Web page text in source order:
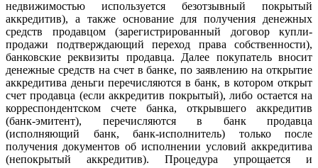
недвижимостью используется безотзывный покрытый
аккредитив), а также основание для получения денежных
средств продавцом (зарегистрированный договор купли-
продажи подтверждающий переход права собственности),
банковские реквизиты продавца. Далее покупатель вносит
денежные средств на счет в банке, по заявлению на открытие
аккредитива деньги перечисляются в банк, в котором открыт
счет продавца (если аккредитив покрытый), либо остается на
корреспондентском счете банка, открывшего аккредитив
(банк-эмитент), перечисляются в банк продавца
(исполняющий банк, банк-исполнитель) только после
получения документов об исполнении условий аккредитива
(непокрытый аккредитив). Процедура упрощается и